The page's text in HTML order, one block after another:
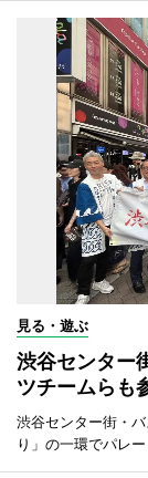
見る・遊ぶ
渋谷センター
ツチームらも
渋谷センター街・
り」の一環でパレー